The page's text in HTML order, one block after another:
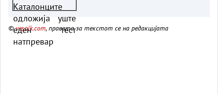
©vesnik.com, правата за текстот се на редакцијата